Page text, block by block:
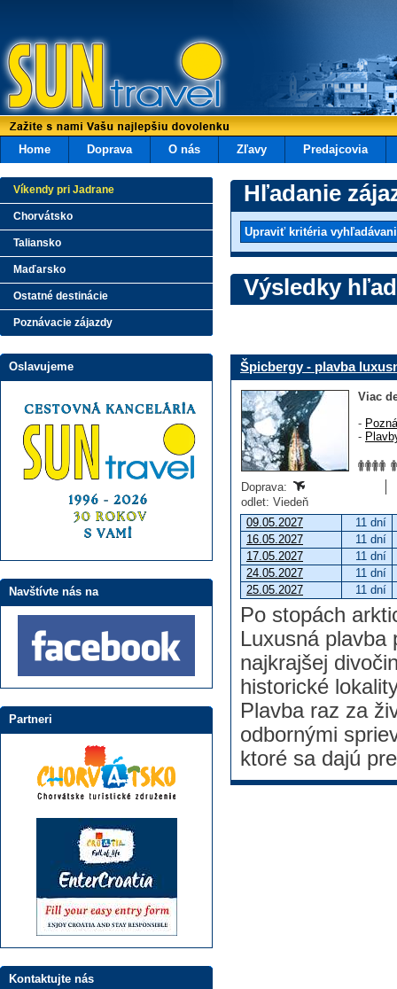
Home Doprava O nás Zľavy Predajcovia
Hľadanie
Výsledky
Špicbergy - plavba
Viac
-
-
Doprava:
odlet: Viedeň
09.05.2027
11 dní
16.05.2027
11 dní
17.05.2027
11 dní
24.05.2027
11 dní
25.05.2027
11 dní
Po stopách
Luxusná plavba
najkrajšej
historické
Plavba raz za
odbornými
ktoré sa dajú
Víkendy pri Jadrane
Chorvátsko
Taliansko
Maďarsko
Ostatné destinácie
Poznávacie zájazdy
Oslavujeme
Navštívte nás na
Partneri
Kontaktujte nás